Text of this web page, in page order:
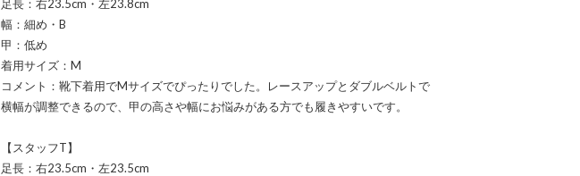
足長：右23.5cm・左23.8cm
幅：細め・B
甲：低め
着用サイズ：M
コメント：靴下着用でMサイズでぴったりでした。レースアップとダブルベルトで
横幅が調整できるので、甲の高さや幅にお悩みがある方でも履きやすいです。
【スタッフT】
足長：右23.5cm・左23.5cm